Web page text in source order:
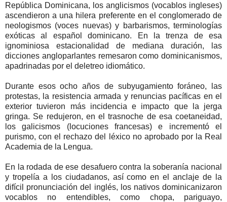
República Dominicana, los anglicismos (vocablos ingleses)
ascendieron a una hilera preferente en el conglomerado de
neologismos (voces nuevas) y barbarismos, terminologías
exóticas al español dominicano. En la trenza de esa
ignominiosa estacionalidad de mediana duración, las
dicciones angloparlantes remesaron como dominicanismos,
apadrinadas por el deletreo idiomático.
Durante esos ocho años de subyugamiento foráneo, las
protestas, la resistencia armada y renuncias pacíficas en el
exterior tuvieron más incidencia e impacto que la jerga
gringa. Se redujeron, en el trasnoche de esa coetaneidad,
los galicismos (locuciones francesas) e incrementó el
purismo, con el rechazo del léxico no aprobado por la Real
Academia de la Lengua.
En la rodada de ese desafuero contra la soberanía nacional
y tropelía a los ciudadanos, así como en el anclaje de la
difícil pronunciación del inglés, los nativos dominicanizaron
vocablos no entendibles, como chopa, pariguayo,